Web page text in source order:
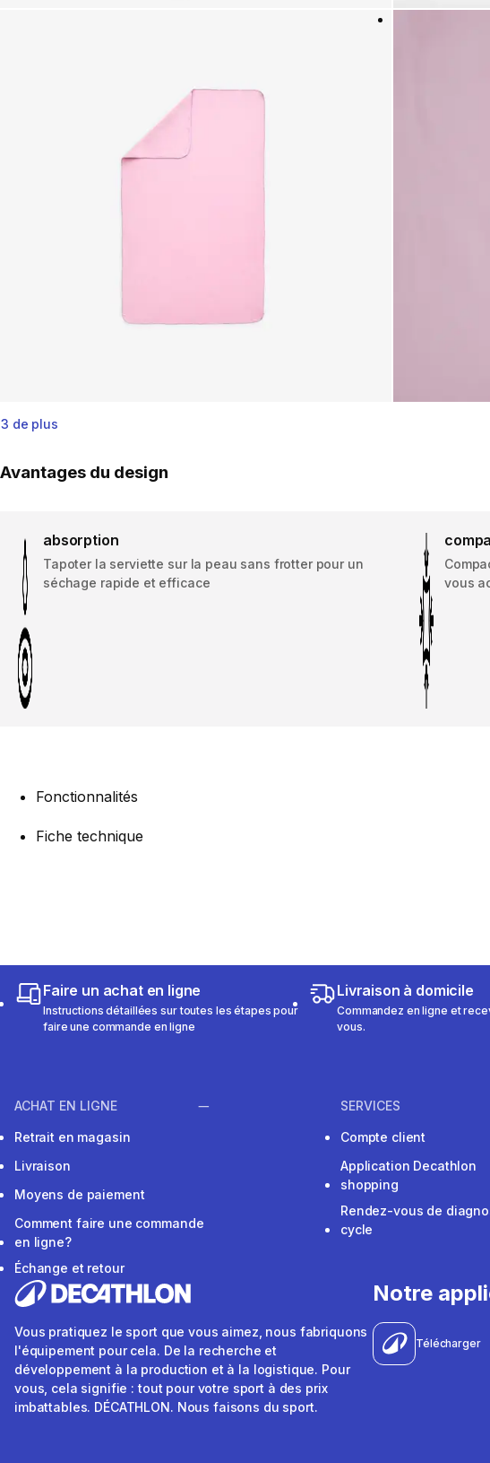
3 de plus
Avantages du design
absorption
Tapoter la serviette sur la peau sans frotter pour un
séchage rapide et efficace
vous
Fonctionnalités
Fiche technique
Faire un achat en ligne
Instructions détaillées sur toutes les étapes pour
faire une commande en ligne
Livraison à domicile
Commandez en ligne et
vous.
ACHAT EN LIGNE
Retrait en magasin
Livraison
Moyens de paiement
Comment faire une commande
en ligne?
Échange et retour
SERVICES
Compte client
Application Decathlon
shopping
Rendez-vous de
cycle
Vous pratiquez le sport que vous aimez, nous fabriquons
l'équipement pour cela. De la recherche et
développement à la production et à la logistique. Pour
vous, cela signifie : tout pour votre sport à des prix
imbattables. DÉCATHLON. Nous faisons du sport.
Notre
Télécharger